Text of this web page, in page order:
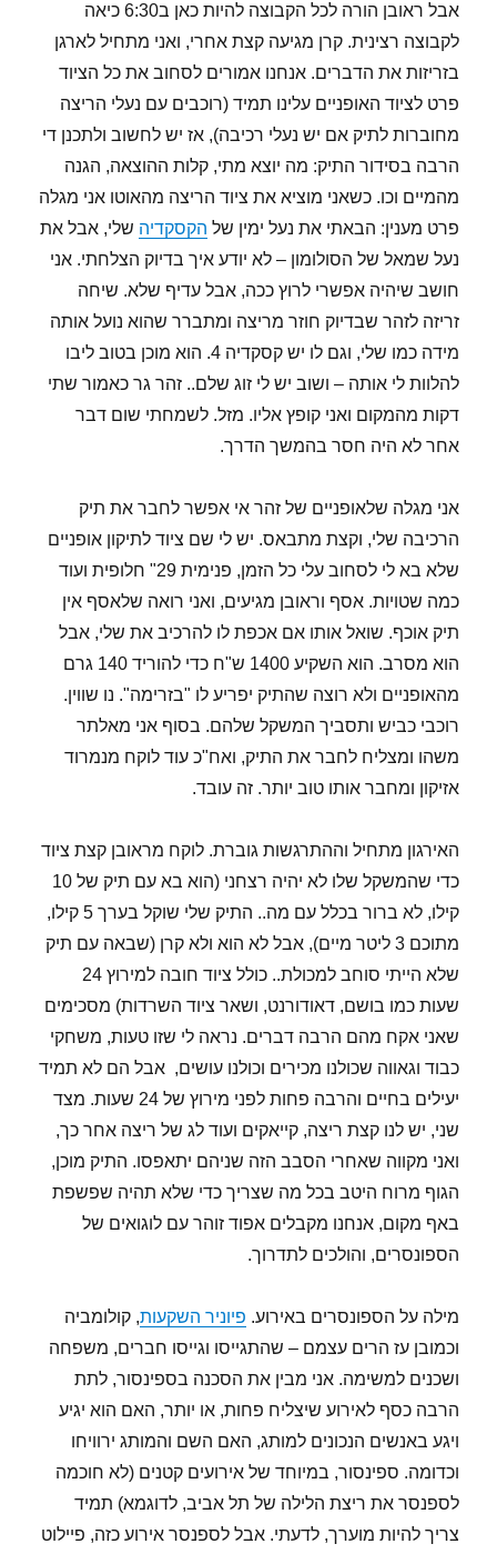
אבל ראובן הורה לכל הקבוצה להיות כאן ב6:30 כיאה
לקבוצה רצינית. קרן מגיעה קצת אחרי, ואני מתחיל לארגן
בזריזות את הדברים. אנחנו אמורים לסחוב את כל הציוד
פרט לציוד האופניים עלינו תמיד (רוכבים עם נעלי הריצה
מחוברות לתיק אם יש נעלי רכיבה), אז יש לחשוב ולתכנן די
הרבה בסידור התיק: מה יוצא מתי, קלות ההוצאה, הגנה
מהמיים וכו. כשאני מוציא את ציוד הריצה מהאוטו אני מגלה
פרט מענין: הבאתי את נעל ימין של הקסקדיה שלי, אבל את
נעל שמאל של הסולומון – לא יודע איך בדיוק הצלחתי. אני
חושב שיהיה אפשרי לרוץ ככה, אבל עדיף שלא. שיחה
זריזה לזהר שבדיוק חוזר מריצה ומתברר שהוא נועל אותה
מידה כמו שלי, וגם לו יש קסקדיה 4. הוא מוכן בטוב ליבו
להלוות לי אותה – ושוב יש לי זוג שלם.. זהר גר כאמור שתי
דקות מהמקום ואני קופץ אליו. מזל. לשמחתי שום דבר
אחר לא היה חסר בהמשך הדרך.
אני מגלה שלאופניים של זהר אי אפשר לחבר את תיק
הרכיבה שלי, וקצת מתבאס. יש לי שם ציוד לתיקון אופניים
שלא בא לי לסחוב עלי כל הזמן, פנימית 29" חלופית ועוד
כמה שטויות. אסף וראובן מגיעים, ואני רואה שלאסף אין
תיק אוכף. שואל אותו אם אכפת לו להרכיב את שלי, אבל
הוא מסרב. הוא השקיע 1400 ש"ח כדי להוריד 140 גרם
מהאופניים ולא רוצה שהתיק יפריע לו "בזרימה". נו שווין.
רוכבי כביש ותסביך המשקל שלהם. בסוף אני מאלתר
משהו ומצליח לחבר את התיק, ואח"כ עוד לוקח מנמרוד
אזיקון ומחבר אותו טוב יותר. זה עובד.
האירגון מתחיל וההתרגשות גוברת. לוקח מראובן קצת ציוד
כדי שהמשקל שלו לא יהיה רצחני (הוא בא עם תיק של 10
קילו, לא ברור בכלל עם מה.. התיק שלי שוקל בערך 5 קילו,
מתוכם 3 ליטר מיים), אבל לא הוא ולא קרן (שבאה עם תיק
שלא הייתי סוחב למכולת.. כולל ציוד חובה למירוץ 24
שעות כמו בושם, דאודורנט, ושאר ציוד השרדות) מסכימים
שאני אקח מהם הרבה דברים. נראה לי שזו טעות, משחקי
כבוד וגאווה שכולנו מכירים וכולנו עושים, אבל הם לא תמיד
יעילים בחיים והרבה פחות לפני מירוץ של 24 שעות. מצד
שני, יש לנו קצת ריצה, קייאקים ועוד לג של ריצה אחר כך,
ואני מקווה שאחרי הסבב הזה שניהם יתאפסו. התיק מוכן,
הגוף מרוח היטב בכל מה שצריך כדי שלא תהיה שפשפת
באף מקום, אנחנו מקבלים אפוד זוהר עם לוגואים של
הספונסרים, והולכים לתדרוך.
מילה על הספונסרים באירוע. פיוניר השקעות, קולומביה
וכמובן עז הרים עצמם – שהתגייסו וגייסו חברים, משפחה
ושכנים למשימה. אני מבין את הסכנה בספינסור, לתת
הרבה כסף לאירוע שיצליח פחות, או יותר, האם הוא יגיע
ויגע באנשים הנכונים למותג, האם השם והמותג ירוויחו
וכדומה. ספינסור, במיוחד של אירועים קטנים (לא חוכמה
לספנסר את ריצת הלילה של תל אביב, לדוגמא) תמיד
צריך להיות מוערך, לדעתי. אבל לספנסר אירוע כזה, פיילוט